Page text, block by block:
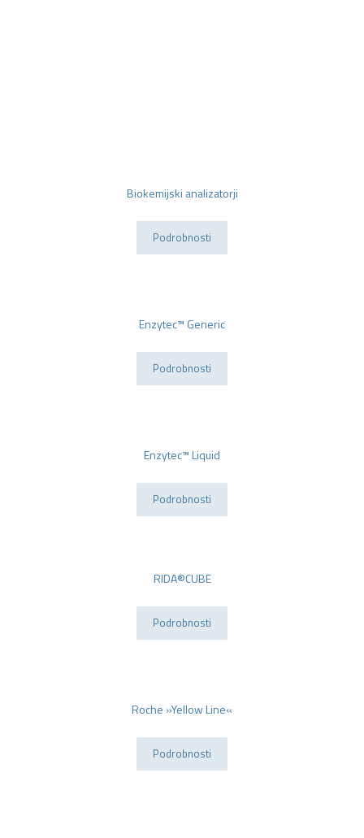
Biokemijski analizatorji
Podrobnosti
Enzytec™ Generic
Podrobnosti
Enzytec™ Liquid
Podrobnosti
RIDA®CUBE
Podrobnosti
Line«
Roche »Yellow Line«
Podrobnosti